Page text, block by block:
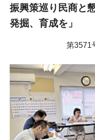
振興策巡り民商
発掘、育成を」
第3571